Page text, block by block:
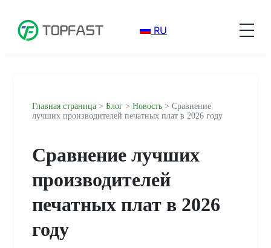
RU
Главная страница > Блог > Новость > Сравнение
лучших производителей печатных плат в 2026 году
Сравнение лучших
производителей
печатных плат в 2026
году